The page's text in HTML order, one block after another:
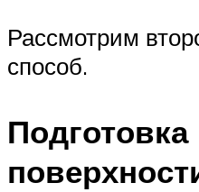
Рассмотрим
способ.
Подготовка